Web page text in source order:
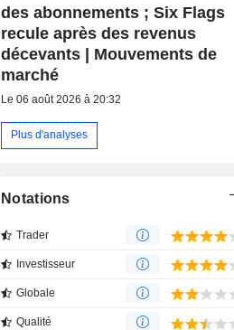
des abonnements ; Six Flags
recule après des revenus
décevants | Mouvements de
marché
Le 06 août 2026 à 20:32
Plus d'analyses
Notations
Trader
Investisseur
Globale
Qualité